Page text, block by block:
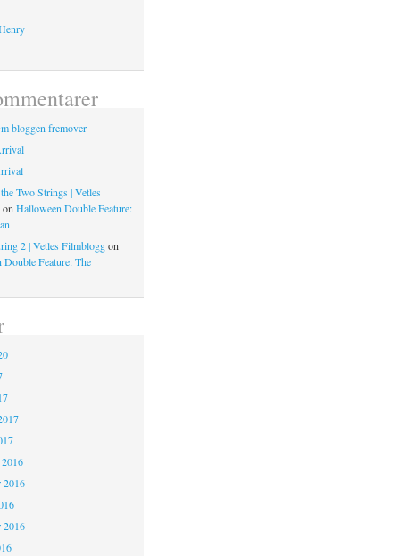
bloggen fremover
Two Strings | Vetles
onHalloween Double Feature:
2 | Vetles Filmbloggon
Double Feature: The
2016
2016